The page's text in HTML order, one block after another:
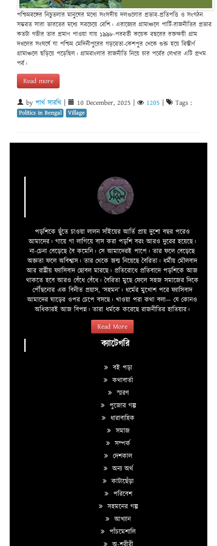
পশ্চিমবঙ্গের নিচুতলার মানুষের মধ্যে সংসদীয় দলগুলোর প্রভাব-প্রতিপত্তি ও সংগঠন
সম্ভবত সারা ভারতের মধ্যে সবচেয়ে বেশি। এরাজ্যের গ্রামাঞ্চলে পার্টি-রাজনীতির প্রভাব
কতটা গভীর তার প্রমাণ পাওয়া যায় ১৯৯৮-পরবর্তী কয়েক বছরের রক্তক্ষয়ী গ্রাম
দখলের সংঘর্ষে যা পশ্চিম মেদিনীপুরের গড়বেতা-কেশপুর থেকে শুরু হয়ে বিস্তীর্ণ
গ্রামাঞ্চলে ছড়িয়ে পড়েছিল। গ্রামবাংলার রাজনীতি নিয়ে চার পর্বের লেখার এটি প্রথম
পর্ব।
Read more
by পার্থ সারথি 10 December, 2025 1205 Tags :
Politics in Bengal Village
পড়শিকে ছুঁতে চাওয়া লালন সাঁইয়ের আর্তি প্রায় দুশো বছর পরেও
আমাদের। গায়ে গা লাগিয়ে বাস করা পড়শি বরং আরও দুরের হয়েছে।
না-চেনা বেড়েছে বৈ কমেনি। সে আমাদেরই পাপে। তার ফলে বেড়েছে
অজ্ঞতা ফলে অবিশ্বাস। তার থেকে জন্ম নিয়েছে বৈরিতা। ধর্মীয় মৌলবাদ
আর রাষ্ট্রীয় ফ্যাসিবাদ ছোবল মারছে। প্রতিরোধে প্রতিবাদে পড়শিকে আজ
থাকতে হবে আরও বেঁধে বেঁধে। বৈরিতা মুছে ফেলে সহজ সমাজের দিকে
পৌঁছনোর এক বিনীত প্রয়াস, ‘সহমন’। ধর্মের মুখোশ পরে ফ্যাসিবাদ
আমাদের ঘাড়ের ওপর চেপে বসছে। খাওয়া পরা কথা বলা—­­ যে কোনও
অধিকারই আজ বিপন্ন। তারা ধর্মকে করেছে রাজনীতির হাতিয়ার।
Read More
ক্যাটেগরি
বই পড়া
কথাবার্তা
স্মরণ
পুজোর গল্প
ধারাবাহিক
সমাজ
সম্পর্ক
দেশকাল
অন্য অর্থ
কাটাছেঁড়া
পরিবেশ
সহমনের গল্প
আখ্যান
পাঁচমেশালি